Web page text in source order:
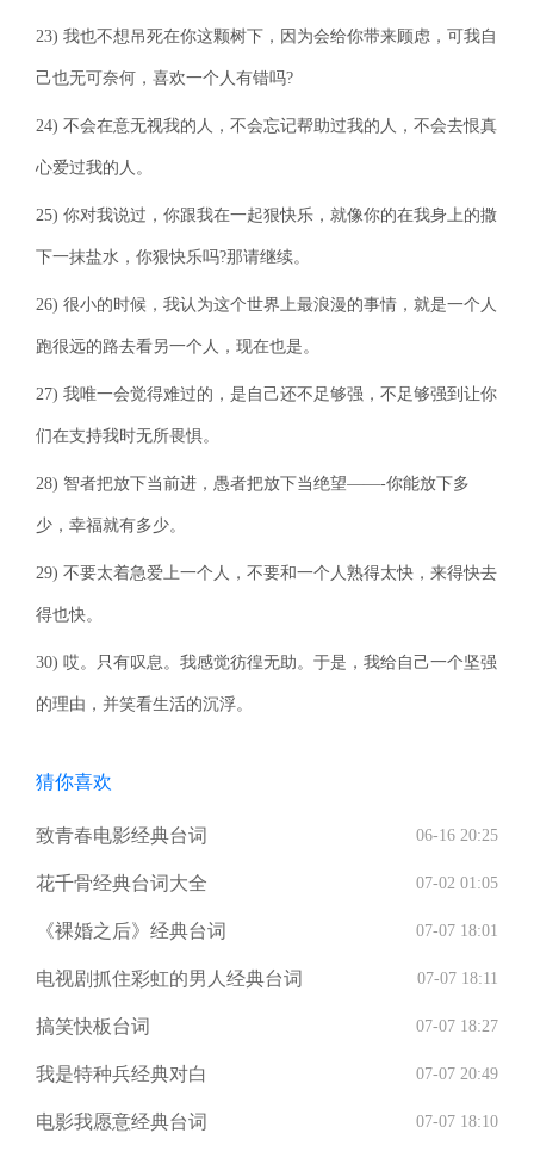
23) 我也不想吊死在你这颗树下，因为会给你带来顾虑，可我自
己也无可奈何，喜欢一个人有错吗?
24) 不会在意无视我的人，不会忘记帮助过我的人，不会去恨真
心爱过我的人。
25) 你对我说过，你跟我在一起狠快乐，就像你的在我身上的撒
下一抹盐水，你狠快乐吗?那请继续。
26) 很小的时候，我认为这个世界上最浪漫的事情，就是一个人
跑很远的路去看另一个人，现在也是。
27) 我唯一会觉得难过的，是自己还不足够强，不足够强到让你
们在支持我时无所畏惧。
28) 智者把放下当前进，愚者把放下当绝望——-你能放下多
少，幸福就有多少。
29) 不要太着急爱上一个人，不要和一个人熟得太快，来得快去
得也快。
30) 哎。只有叹息。我感觉彷徨无助。于是，我给自己一个坚强
的理由，并笑看生活的沉浮。
猜你喜欢
致青春电影经典台词 06-16 20:25
花千骨经典台词大全 07-02 01:05
《裸婚之后》经典台词 07-07 18:01
电视剧抓住彩虹的男人经典台词 07-07 18:11
搞笑快板台词 07-07 18:27
我是特种兵经典对白 07-07 20:49
电影我愿意经典台词 07-07 18:10